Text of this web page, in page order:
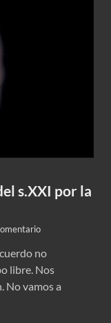
s.XXI por la
no
libre. Nos
No vamos a